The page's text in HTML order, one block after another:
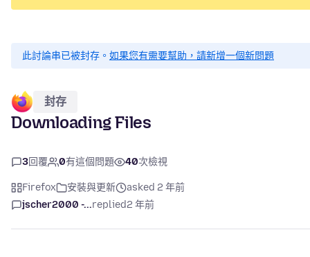
此討論串已被封存。 如果您有需要幫助，請新增一個新問題
封存
Downloading Files
3回覆 0有這個問題 40次檢視
Firefox 安裝與更新
asked 2 年前
jscher2000 -...replied2 年前